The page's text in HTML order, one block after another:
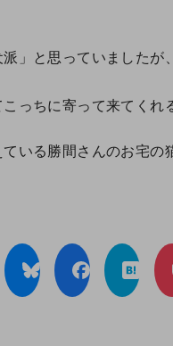
」と思っていました
っちに寄って来てくれ
いる勝間さんのお宅